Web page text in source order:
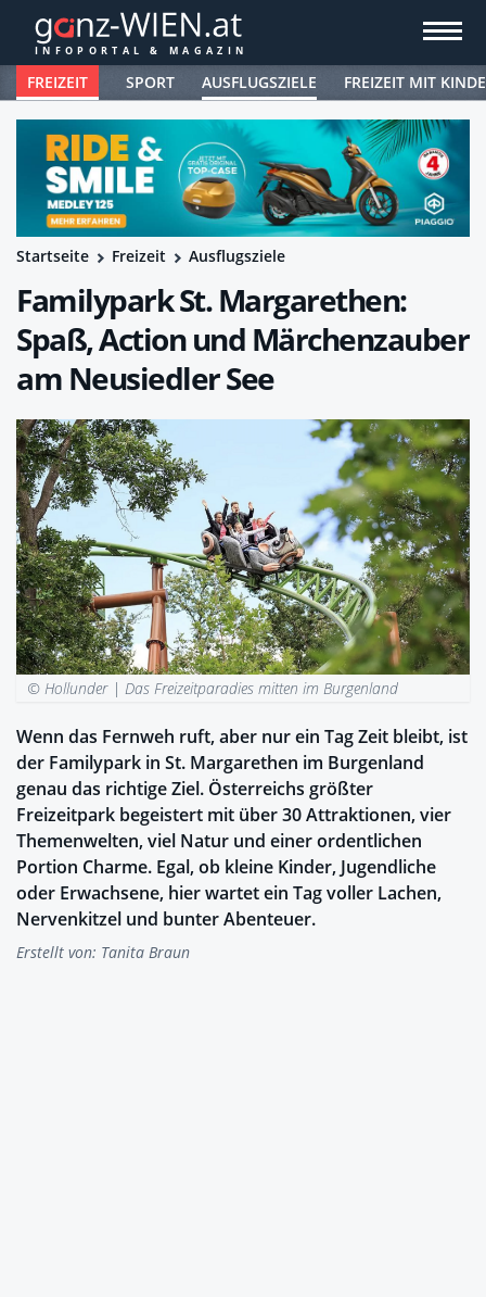
FREIZEIT SPORT AUSFLUGSZIELE FREIZEIT MIT
Startseite Freizeit Ausflugsziele
Familypark St. Margarethen:
Spaß, Action und Märchenzauber
am Neusiedler See
© Hollunder |Das Freizeitparadies mitten im Burgenland
Wenn das Fernweh ruft, aber nur ein Tag Zeit bleibt, ist
der Familypark in St. Margarethen im Burgenland
genau das richtige Ziel. Österreichs größter
Freizeitpark begeistert mit über 30 Attraktionen, vier
Themenwelten, viel Natur und einer ordentlichen
Portion Charme. Egal, ob kleine Kinder, Jugendliche
oder Erwachsene, hier wartet ein Tag voller Lachen,
Nervenkitzel und bunter Abenteuer.
Erstellt von: Tanita Braun